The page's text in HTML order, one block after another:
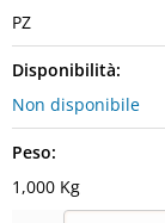
PZ
Disponibilità:
Non disponibile
Peso:
1,000 Kg